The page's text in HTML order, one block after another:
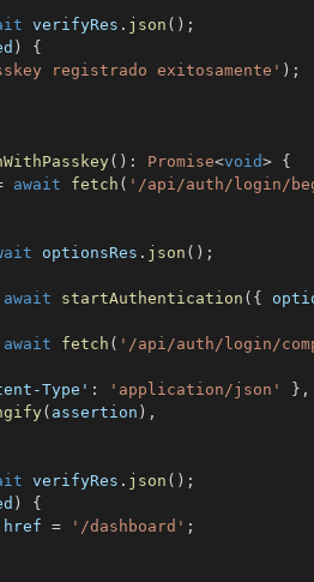
verifyRes . json ( ) ;
)
{
registrado exitosamente' ) ;
( ) : Promise<void> {
await fetch ( '/api/auth/login/
optionsRes . json ( ) ;
await startAuthentication ( {
await fetch ( '/api/auth/login/
Type' : 'application/json' } ,
( assertion ) ,
verifyRes . json ( ) ;
)
{
href = '/dashboard' ;